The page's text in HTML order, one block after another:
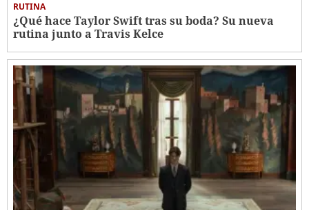
RUTINA
¿Qué hace Taylor Swift tras su boda? Su nueva
rutina junto a Travis Kelce